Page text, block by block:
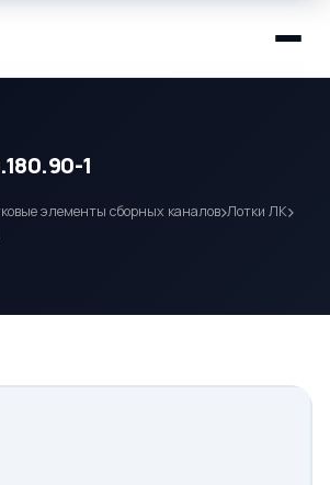
1
элементы сборных каналов Лотки ЛК